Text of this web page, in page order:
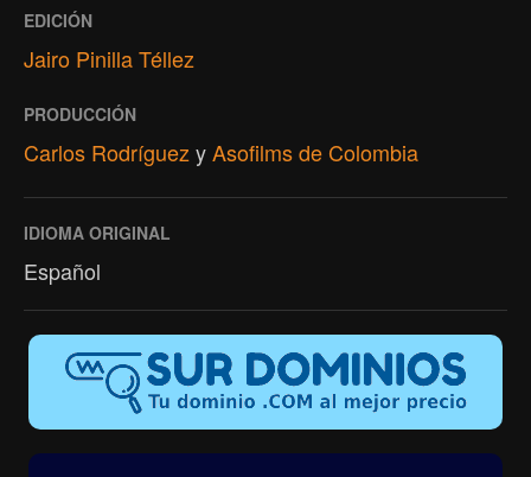
EDICIÓN
Jairo Pinilla Téllez
PRODUCCIÓN
Carlos Rodríguez yAsofilms de Colombia
IDIOMA ORIGINAL
Español